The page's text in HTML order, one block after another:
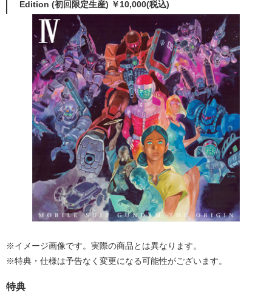
Edition (初回限定生産) ￥10,000(税込)
※イメージ画像です。実際の商品とは異なります。
※特典・仕様は予告なく変更になる可能性がございます。
特典